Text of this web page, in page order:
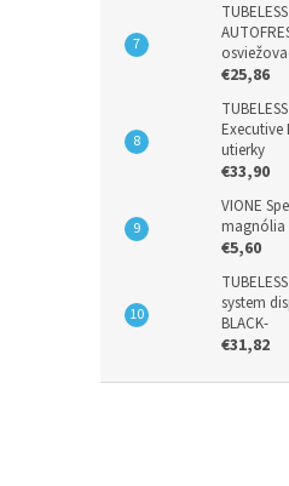
€25,86
Executive
utierky
€33,90
VIONE
magnólia
€5,60
system
BLACK-
€31,82